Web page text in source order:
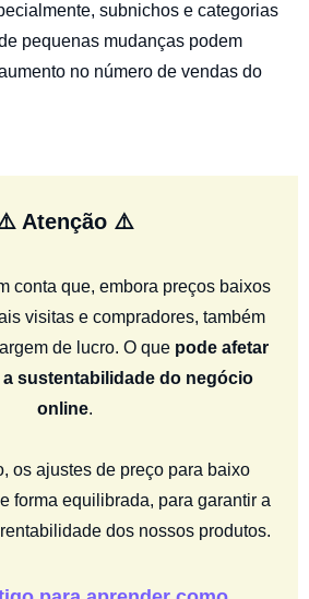
subnichos e categorias
pequenas mudanças podem
no número de vendas do
Atenção ⚠️
conta que, embora preços baixos
visitas e compradores, também
de lucro. O que pode afetar
sustentabilidade do negócio
online.
os ajustes de preço para baixo
forma equilibrada, para garantir a
dos nossos produtos.